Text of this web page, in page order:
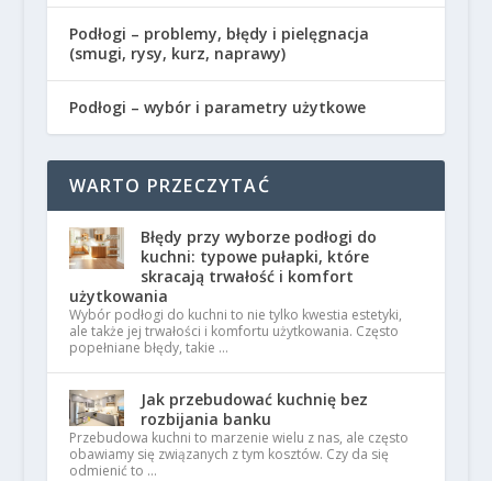
Podłogi – problemy, błędy i pielęgnacja
(smugi, rysy, kurz, naprawy)
Podłogi – wybór i parametry użytkowe
WARTO PRZECZYTAĆ
Błędy przy wyborze podłogi do
kuchni: typowe pułapki, które
skracają trwałość i komfort
użytkowania
Wybór podłogi do kuchni to nie tylko kwestia estetyki,
ale także jej trwałości i komfortu użytkowania. Często
popełniane błędy, takie …
Jak przebudować kuchnię bez
rozbijania banku
Przebudowa kuchni to marzenie wielu z nas, ale często
obawiamy się związanych z tym kosztów. Czy da się
odmienić to …